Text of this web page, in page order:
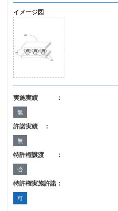
イメージ図
実施実績 ：
無
許諾実績 ：
無
特許権譲渡 ：
否
特許権実施許諾：
可